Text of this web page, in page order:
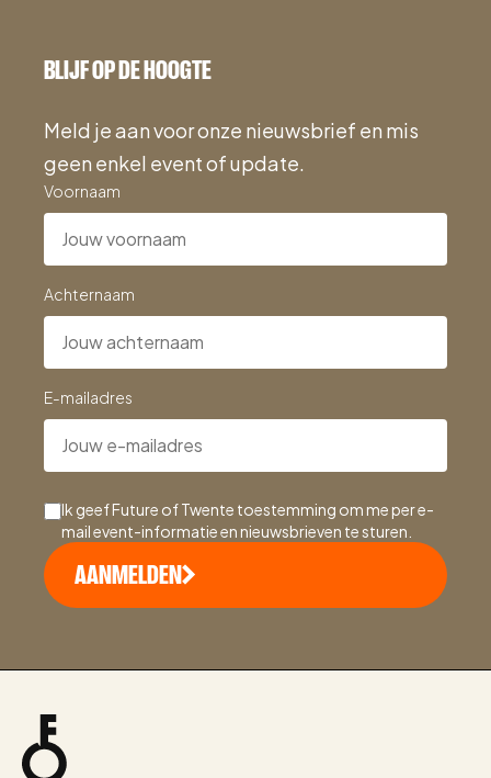
BLIJF OP DE HOOGTE
Meld je aan voor onze nieuwsbrief en mis
geen enkel event of update.
Voornaam
Achternaam
E-mailadres
Ik geef Future of Twente toestemming om me per e-
mail event-informatie en nieuwsbrieven te sturen.
AANMELDEN